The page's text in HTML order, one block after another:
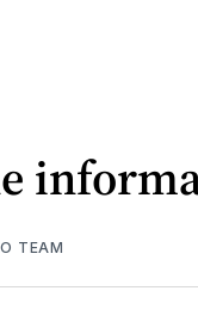
TEAM